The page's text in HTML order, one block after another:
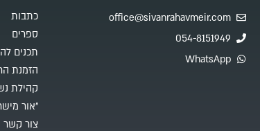
office@sivanrahavmeir.com
054-8151949
WhatsApp
כתבות
ספרים
תכנים
הזמנת
קהילת
"אור
צור קשר